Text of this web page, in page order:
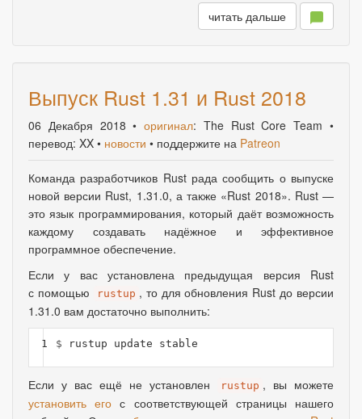
читать дальше
Выпуск Rust 1.31 и Rust 2018
06 Декабря 2018•оригинал: The Rust Core Team •
перевод: XX • новости • поддержите на Patreon
Команда разработчиков Rust рада сообщить о выпуске
новой версии Rust, 1.31.0, а также «Rust 2018». Rust —
это язык программирования, который даёт возможность
каждому создавать надёжное и эффективное
программное обеспечение.
Если у вас установлена предыдущая версия Rust
с помощью
rustup , то для обновления Rust до версии
1.31.0 вам достаточно выполнить:
1 $
Если у вас ещё не установлен rustup , вы можете
установить его с соответствующей страницы нашего